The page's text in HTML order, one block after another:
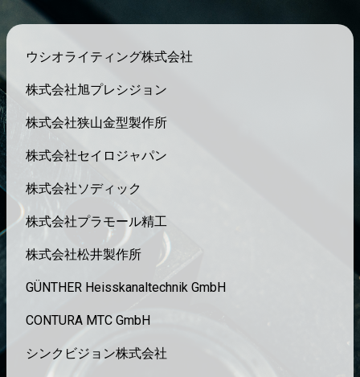
ウシオライティング株式会社
株式会社旭プレシジョン
株式会社狭山金型製作所
株式会社セイロジャパン
株式会社ソディック
株式会社プラモール精工
株式会社松井製作所
GÜNTHER Heisskanaltechnik GmbH
CONTURA MTC GmbH
シンクビジョン株式会社